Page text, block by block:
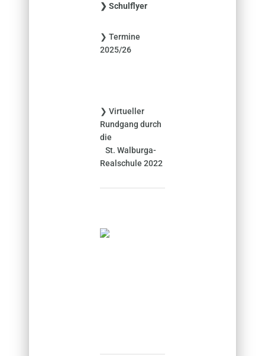
n
a
c
❯ Schulflyer
❯ Termine
2025/26
❯ Virtueller
Rundgang durch
die
St. Walburga-
Realschule 2022